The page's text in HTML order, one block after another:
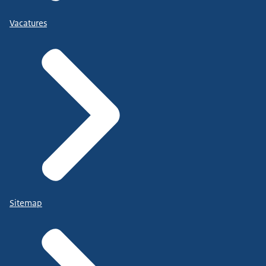
Vacatures
Sitemap